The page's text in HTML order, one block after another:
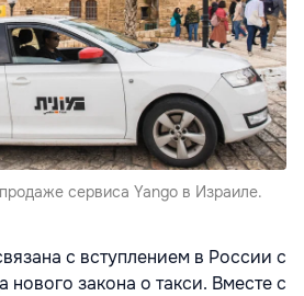
сервиса Yango в Израиле.
с вступлением в России с
нового закона о такси. Вместе с